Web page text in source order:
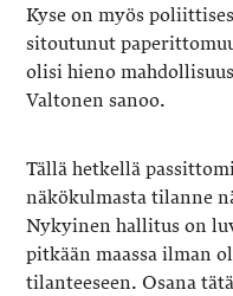
Kyse on myös
sitoutunut
olisi hieno
Valtonen sanoo.
Tällä hetkellä
näkökulmasta tilanne
Nykyinen hallitus on
pitkään maassa ilman
tilanteeseen. Osana